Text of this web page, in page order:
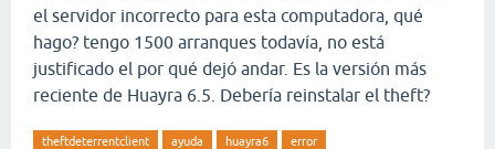
el servidor incorrecto para esta computadora, qué
hago? tengo 1500 arranques todavía, no está
justificado el por qué dejó andar. Es la versión más
reciente de Huayra 6.5. Debería reinstalar el theft?
theftdeterrentclient ayuda huayra6 error